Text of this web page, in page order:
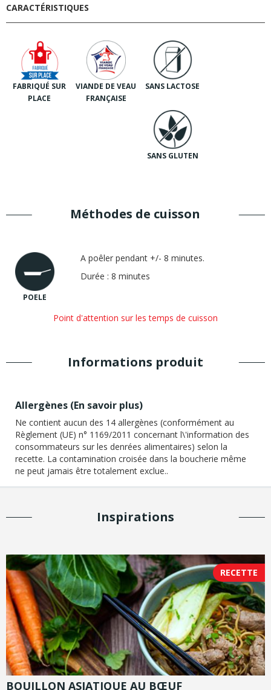
CARACTÉRISTIQUES
FABRIQUÉ SUR
PLACE
VIANDE DE VEAU
FRANÇAISE
SANS LACTOSE
SANS GLUTEN
Méthodes de cuisson
POELE
A poêler pendant +/- 8 minutes.
Durée : 8 minutes
Point d'attention sur les temps de cuisson
Informations produit
Allergènes (En savoir plus)
Ne contient aucun des 14 allergènes (conformément au
Règlement (UE) n° 1169/2011 concernant l\'information des
consommateurs sur les denrées alimentaires) selon la
recette. La contamination croisée dans la boucherie même
ne peut jamais être totalement exclue..
Inspirations
RECETTE
BOUILLON ASIATIQUE AU BŒUF